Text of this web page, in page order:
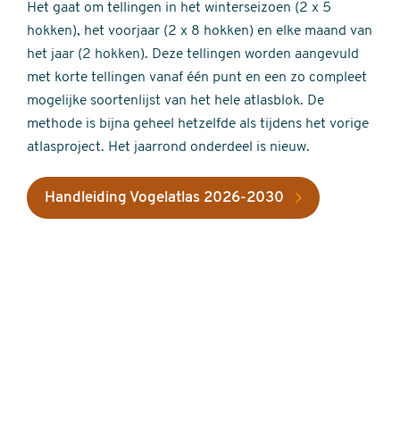
Het gaat om tellingen in het winterseizoen (2 x 5
hokken), het voorjaar (2 x 8 hokken) en elke maand van
het jaar (2 hokken). Deze tellingen worden aangevuld
met korte tellingen vanaf één punt en een zo compleet
mogelijke soortenlijst van het hele atlasblok. De
methode is bijna geheel hetzelfde als tijdens het vorige
atlasproject. Het jaarrond onderdeel is nieuw.
Handleiding Vogelatlas 2026-2030